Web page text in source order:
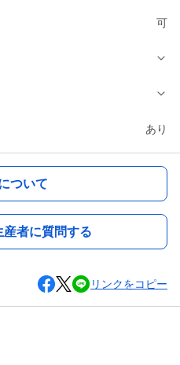
可
あり
ついて
者に質問する
リンクをコピー